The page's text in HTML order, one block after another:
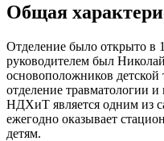
Общая
Отделение было открыто в
руководителем был
основоположников детской
отделение травматологии
НДХиТ является одним из
ежегодно оказывает
детям.